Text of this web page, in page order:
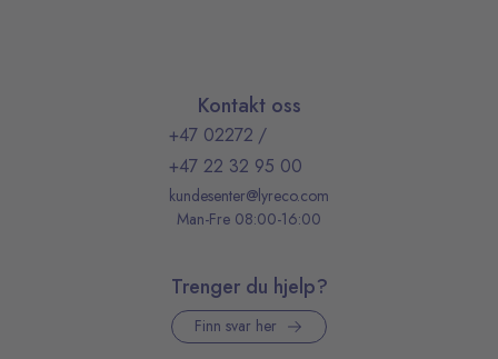
Kontakt oss
+47 02272 /
+47 22 32 95 00
kundesenter@lyreco.com
Man-Fre 08:00-16:00
Trenger du hjelp?
Finn svar her